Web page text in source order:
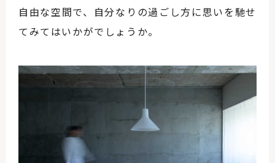
自由な空間で、自分なりの過ごし方に思いを馳せ
てみてはいかがでしょうか。